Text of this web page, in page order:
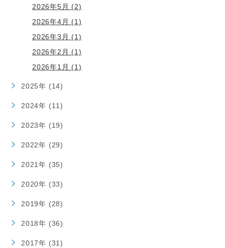
2026年5月 (2)
2026年4月 (1)
2026年3月 (1)
2026年2月 (1)
2026年1月 (1)
2025年 (14)
2024年 (11)
2023年 (19)
2022年 (29)
2021年 (35)
2020年 (33)
2019年 (28)
2018年 (36)
2017年 (31)